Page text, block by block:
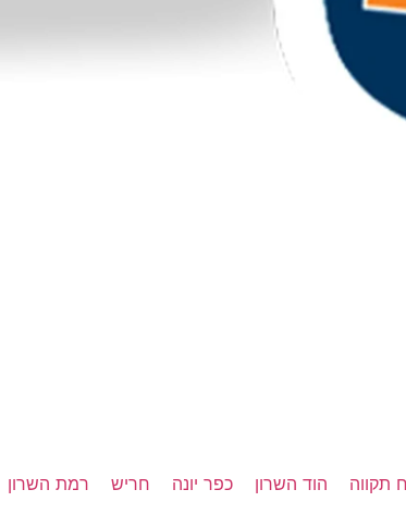
תקווה הוד השרון כפר יונה חריש רמת השרון